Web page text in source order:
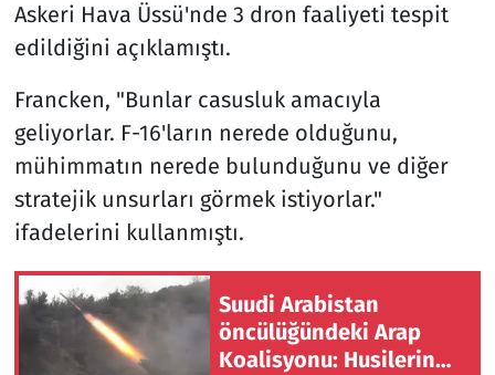
Askeri Hava Üssü'nde 3 dron faaliyeti tespit
edildiğini açıklamıştı.
Francken, "Bunlar casusluk amacıyla
geliyorlar. F-16'ların nerede olduğunu,
mühimmatın nerede bulunduğunu ve diğer
stratejik unsurları görmek istiyorlar."
ifadelerini kullanmıştı.
Suudi Arabistan
öncülüğündeki Arap
Koalisyonu: Husilerin